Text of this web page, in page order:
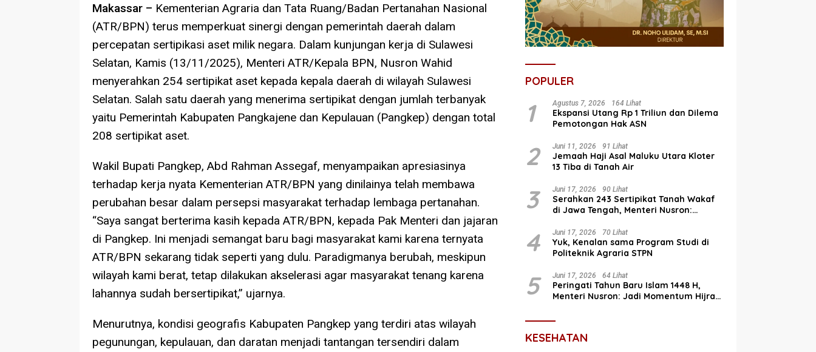
Makassar – Kementerian Agraria dan Tata Ruang/Badan Pertanahan Nasional
(ATR/BPN) terus memperkuat sinergi dengan pemerintah daerah dalam
percepatan sertipikasi aset milik negara. Dalam kunjungan kerja di Sulawesi
Selatan, Kamis (13/11/2025), Menteri ATR/Kepala BPN, Nusron Wahid
menyerahkan 254 sertipikat aset kepada kepala daerah di wilayah Sulawesi
Selatan. Salah satu daerah yang menerima sertipikat dengan jumlah terbanyak
yaitu Pemerintah Kabupaten Pangkajene dan Kepulauan (Pangkep) dengan total
208 sertipikat aset.
Wakil Bupati Pangkep, Abd Rahman Assegaf, menyampaikan apresiasinya
terhadap kerja nyata Kementerian ATR/BPN yang dinilainya telah membawa
perubahan besar dalam persepsi masyarakat terhadap lembaga pertanahan.
“Saya sangat berterima kasih kepada ATR/BPN, kepada Pak Menteri dan jajaran
di Pangkep. Ini menjadi semangat baru bagi masyarakat kami karena ternyata
ATR/BPN sekarang tidak seperti yang dulu. Paradigmanya berubah, meskipun
wilayah kami berat, tetap dilakukan akselerasi agar masyarakat tenang karena
lahannya sudah bersertipikat,” ujarnya.
Menurutnya, kondisi geografis Kabupaten Pangkep yang terdiri atas wilayah
pegunungan, kepulauan, dan daratan menjadi tantangan tersendiri dalam
POPULER
1 Agustus 7, 2026 164 Lihat
Ekspansi Utang Rp 1 Triliun dan Dilema
Pemotongan Hak ASN
2 Juni 11, 2026 91 Lihat
Jemaah Haji Asal Maluku Utara Kloter
13 Tiba di Tanah Air
3 Juni 17, 2026 90 Lihat
Serahkan 243 Sertipikat Tanah Wakaf
di Jawa Tengah, Menteri Nusron:
Selesaikan Kepastian Hukum Aset
Umat
4 Juni 17, 2026 70 Lihat
Yuk, Kenalan sama Program Studi di
Politeknik Agraria STPN
5 Juni 17, 2026 64 Lihat
Peringati Tahun Baru Islam 1448 H,
Menteri Nusron: Jadi Momentum Hijrah
KESEHATAN